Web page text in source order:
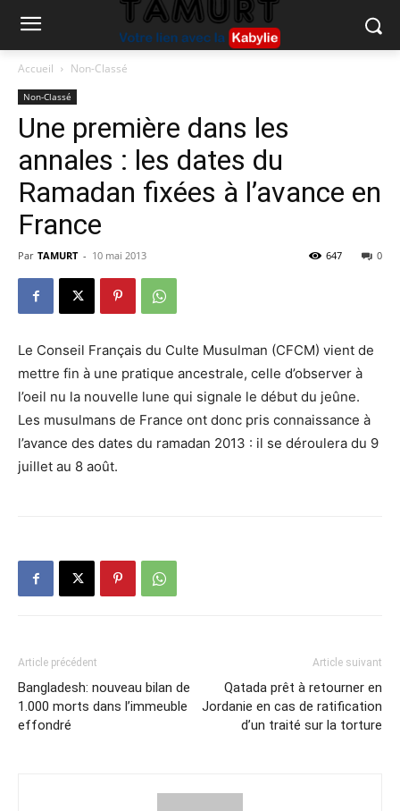
Accueil Non-Classé
Non-Classé
Une première dans les
annales : les dates du
Ramadan fixées à l’avance en
France
Par TAMURT - 10 mai 2013 0
647
Le Conseil Français du Culte Musulman (CFCM) vient de
mettre fin à une pratique ancestrale, celle d’observer à
l’oeil nu la nouvelle lune qui signale le début du jeûne.
Les musulmans de France ont donc pris connaissance à
l’avance des dates du ramadan 2013 : il se déroulera du 9
juillet au 8 août.
Article précédent
Bangladesh: nouveau bilan de
1.000 morts dans l’immeuble
effondré
Article suivant
Qatada prêt à retourner en
Jordanie en cas de ratification
d’un traité sur la torture